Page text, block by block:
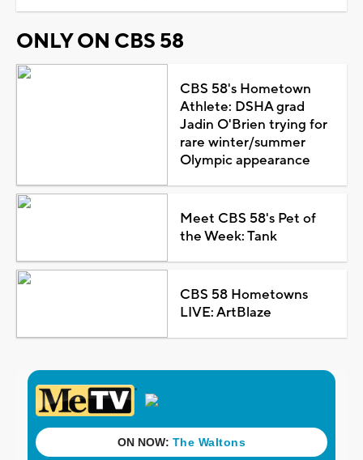
ONLY ON CBS 58
CBS 58's Hometown
Athlete: DSHA grad
Jadin O'Brien trying for
rare winter/summer
Olympic appearance
Meet CBS 58's Pet of
the Week: Tank
CBS 58 Hometowns
LIVE: ArtBlaze